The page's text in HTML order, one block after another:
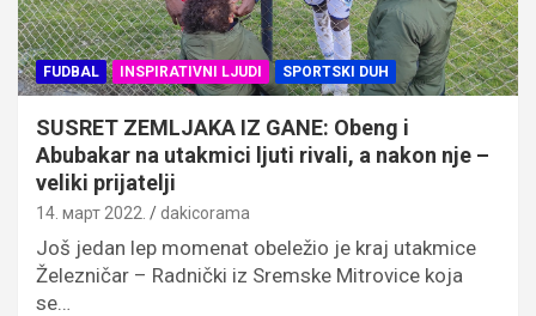
FUDBAL INSPIRATIVNI LJUDI SPORTSKI DUH
SUSRET ZEMLJAKA IZ GANE: Obeng i
Abubakar na utakmici ljuti rivali, a nakon nje –
veliki prijatelji
14. март 2022. dakicorama
Još jedan lep momenat obeležio je kraj utakmice
Železničar – Radnički iz Sremske Mitrovice koja
se…